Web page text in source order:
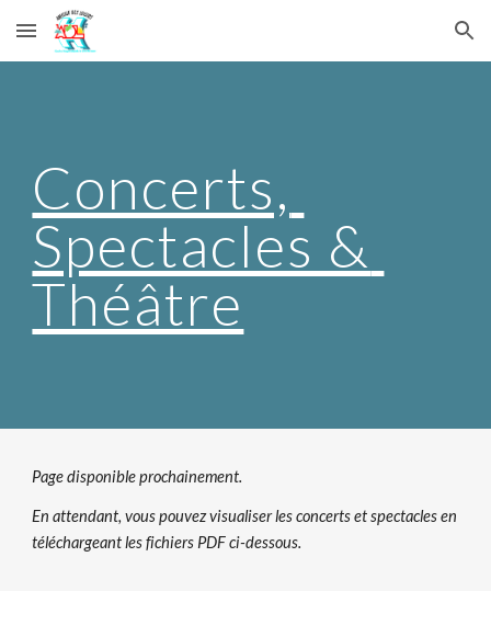
Skip to main content Skip to navigation
Concerts,
Spectacles &
Théâtre
Page disponible prochainement.
En attendant, vous pouvez visualiser les concerts et spectacles en
téléchargeant les fichiers PDF ci-dessous.